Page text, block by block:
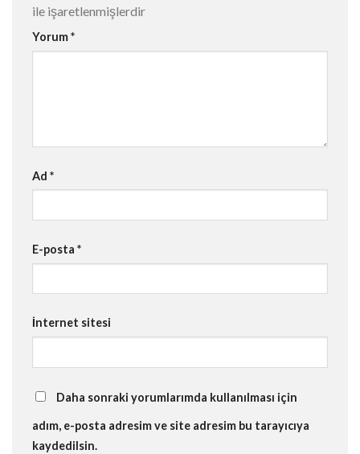
ile işaretlenmişlerdir
Yorum*
Ad *
E-posta *
İnternet sitesi
Daha sonraki yorumlarımda kullanılması için
adım, e-posta adresim ve site adresim bu tarayıcıya
kaydedilsin.